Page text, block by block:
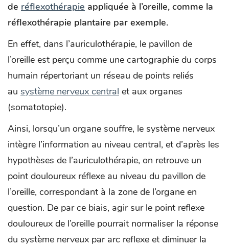
de réflexothérapie appliquée à l’oreille, comme la
réflexothérapie plantaire par exemple.
En effet, dans l’auriculothérapie, le pavillon de
l’oreille est perçu comme une cartographie du corps
humain répertoriant un réseau de points reliés
au système nerveux central et aux organes
(somatotopie).
Ainsi, lorsqu’un organe souffre, le système nerveux
intègre l’information au niveau central, et d’après les
hypothèses de l’auriculothérapie, on retrouve un
point douloureux réflexe au niveau du pavillon de
l’oreille, correspondant à la zone de l’organe en
question. De par ce biais, agir sur le point reflexe
douloureux de l’oreille pourrait normaliser la réponse
du système nerveux par arc reflexe et diminuer la